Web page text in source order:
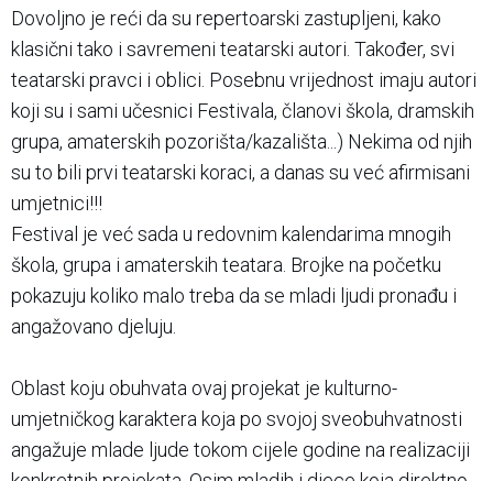
Dovoljno je reći da su repertoarski zastupljeni, kako
klasični tako i savremeni teatarski autori. Također, svi
teatarski pravci i oblici. Posebnu vrijednost imaju autori
koji su i sami učesnici Festivala, članovi škola, dramskih
grupa, amaterskih pozorišta/kazališta...) Nekima od njih
su to bili prvi teatarski koraci, a danas su već afirmisani
umjetnici!!!
Festival je već sada u redovnim kalendarima mnogih
škola, grupa i amaterskih teatara. Brojke na početku
pokazuju koliko malo treba da se mladi ljudi pronađu i
angažovano djeluju.
Oblast koju obuhvata ovaj projekat je kulturno-
umjetničkog karaktera koja po svojoj sveobuhvatnosti
angažuje mlade ljude tokom cijele godine na realizaciji